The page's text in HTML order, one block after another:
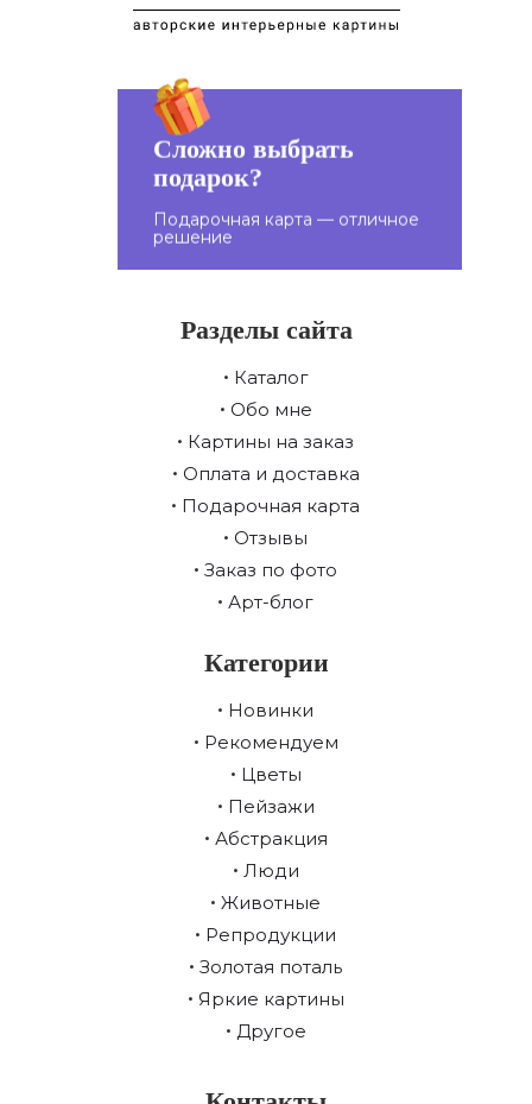
Сложно выбрать
подарок?
Подарочная карта — отличное
решение
Подарите подарочную
Разделы сайта
Каталог
Обо мне
Картины на заказ
Оплата и доставка
Подарочная карта
Отзывы
Заказ по фото
Арт-блог
Категории
Новинки
Рекомендуем
Цветы
Пейзажи
Абстракция
Люди
Животные
Репродукции
Золотая поталь
Яркие картины
Другое